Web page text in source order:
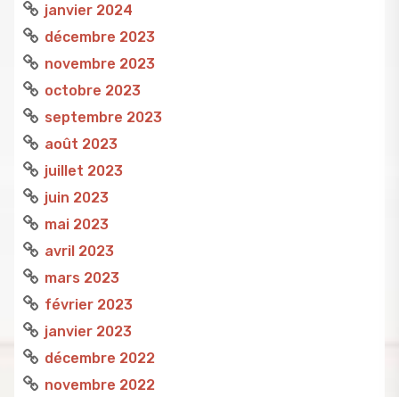
janvier 2024
décembre 2023
novembre 2023
octobre 2023
septembre 2023
août 2023
juillet 2023
juin 2023
mai 2023
avril 2023
mars 2023
février 2023
janvier 2023
décembre 2022
novembre 2022